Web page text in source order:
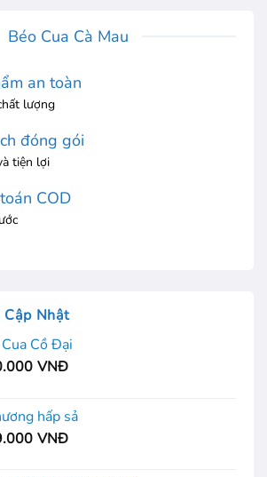
Béo Cua Cà Mau
an toàn
lượng
đóng gói
tiện lợi
COD
Cập Nhật
Cồ Đại
VNĐ
hấp sả
VNĐ